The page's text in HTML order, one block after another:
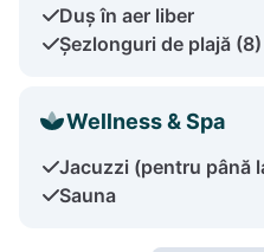
Duș în aer liber
Șezlonguri de plajă (8)
Wellness & Spa
Jacuzzi (pentru până
Sauna